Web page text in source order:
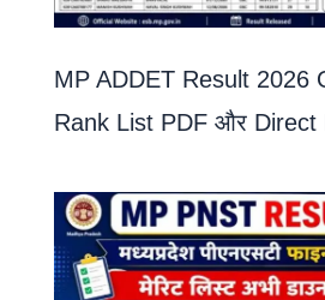
MP ADDET Result 2026
Rank List PDF और Direct